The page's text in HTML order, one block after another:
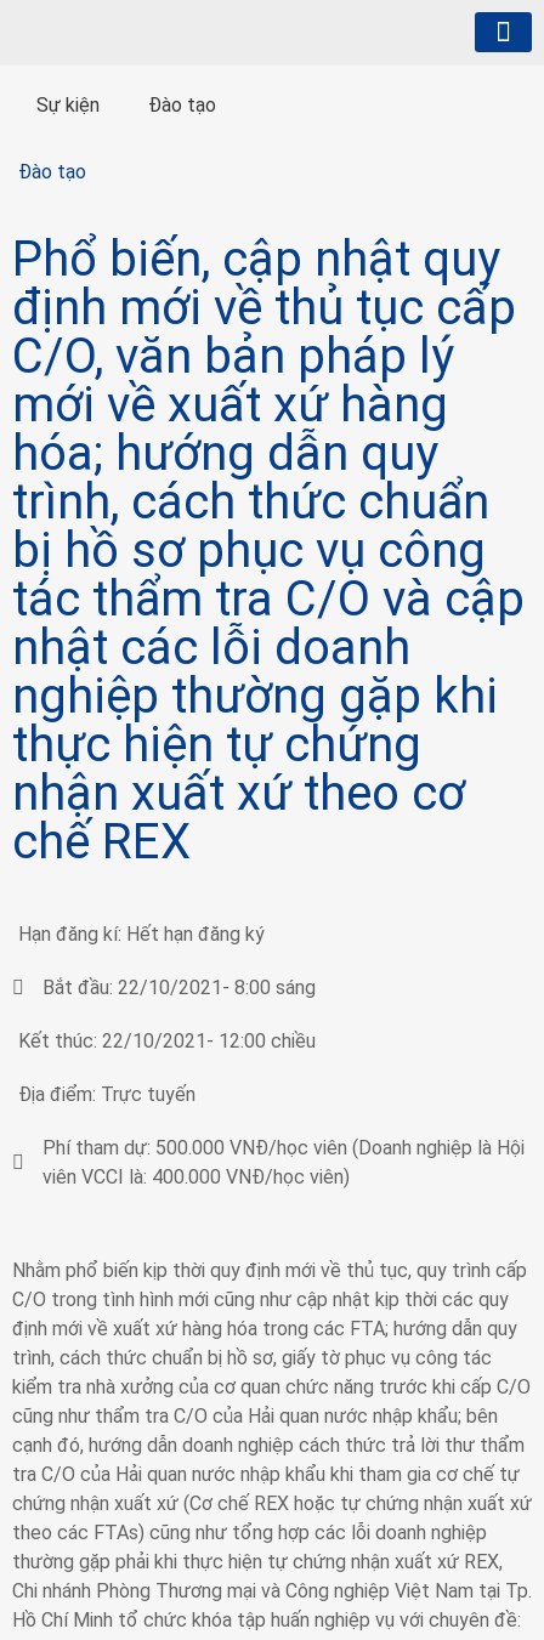
Sự kiện Đào tạo
Đào tạo
Phổ biến, cập nhật quy
định mới về thủ tục cấp
C/O, văn bản pháp lý
mới về xuất xứ hàng
hóa; hướng dẫn quy
trình, cách thức chuẩn
bị hồ sơ phục vụ công
tác thẩm tra C/O và cập
nhật các lỗi doanh
nghiệp thường gặp khi
thực hiện tự chứng
nhận xuất xứ theo cơ
chế REX
Hạn đăng kí: Hết hạn đăng ký
Bắt đầu: 22/10/2021 - 8:00 sáng
Kết thúc: 22/10/2021 - 12:00 chiều
Địa điểm: Trực tuyến
Phí tham dự: 500.000 VNĐ/học viên (Doanh nghiệp là Hội
viên VCCI là: 400.000 VNĐ/học viên)
Nhằm phổ biến kịp thời quy định mới về thủ tục, quy trình cấp
C/O trong tình hình mới cũng như cập nhật kịp thời các quy
định mới về xuất xứ hàng hóa trong các FTA; hướng dẫn quy
trình, cách thức chuẩn bị hồ sơ, giấy tờ phục vụ công tác
kiểm tra nhà xưởng của cơ quan chức năng trước khi cấp C/O
cũng như thẩm tra C/O của Hải quan nước nhập khẩu; bên
cạnh đó, hướng dẫn doanh nghiệp cách thức trả lời thư thẩm
tra C/O của Hải quan nước nhập khẩu khi tham gia cơ chế tự
chứng nhận xuất xứ (Cơ chế REX hoặc tự chứng nhận xuất xứ
theo các FTAs) cũng như tổng hợp các lỗi doanh nghiệp
thường gặp phải khi thực hiện tự chứng nhận xuất xứ REX,
Chi nhánh Phòng Thương mại và Công nghiệp Việt Nam tại Tp.
Hồ Chí Minh tổ chức khóa tập huấn nghiệp vụ với chuyên đề: